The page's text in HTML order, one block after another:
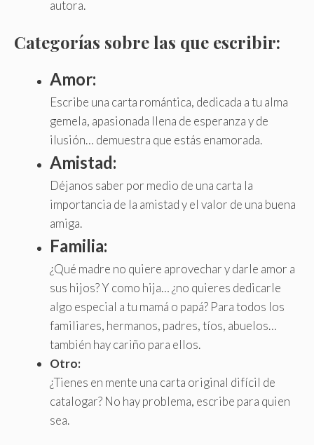
autora.
Categorías sobre las que escribir:
Amor:
Escribe una carta romántica, dedicada a tu alma
gemela, apasionada llena de esperanza y de
ilusión… demuestra que estás enamorada.
Amistad:
Déjanos saber por medio de una carta la
importancia de la amistad y el valor de una buena
amiga.
Familia:
¿Qué madre no quiere aprovechar y darle amor a
sus hijos? Y como hija… ¿no quieres dedicarle
algo especial a tu mamá o papá? Para todos los
familiares, hermanos, padres, tíos, abuelos…
también hay cariño para ellos.
Otro:
¿Tienes en mente una carta original difícil de
catalogar? No hay problema, escribe para quien
sea.